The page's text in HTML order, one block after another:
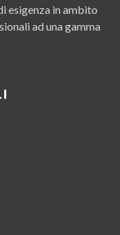
esigenza in ambito
ad una gamma